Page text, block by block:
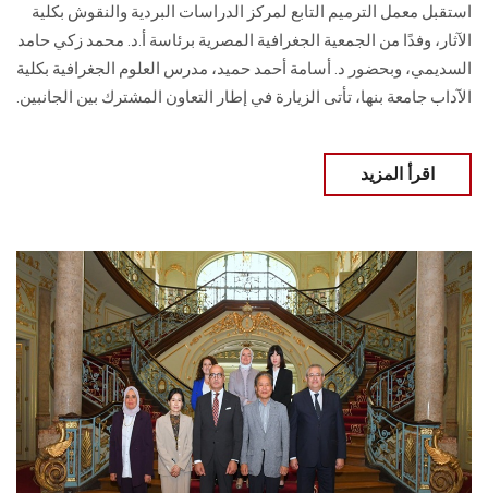
استقبل معمل الترميم التابع لمركز الدراسات البردية والنقوش بكلية
الآثار، وفدًا من الجمعية الجغرافية المصرية برئاسة أ.د. محمد زكي حامد
السديمي، وبحضور د. أسامة أحمد حميد، مدرس العلوم الجغرافية بكلية
الآداب جامعة بنها، تأتى الزيارة في إطار التعاون المشترك بين الجانبين.
اقرأ المزيد